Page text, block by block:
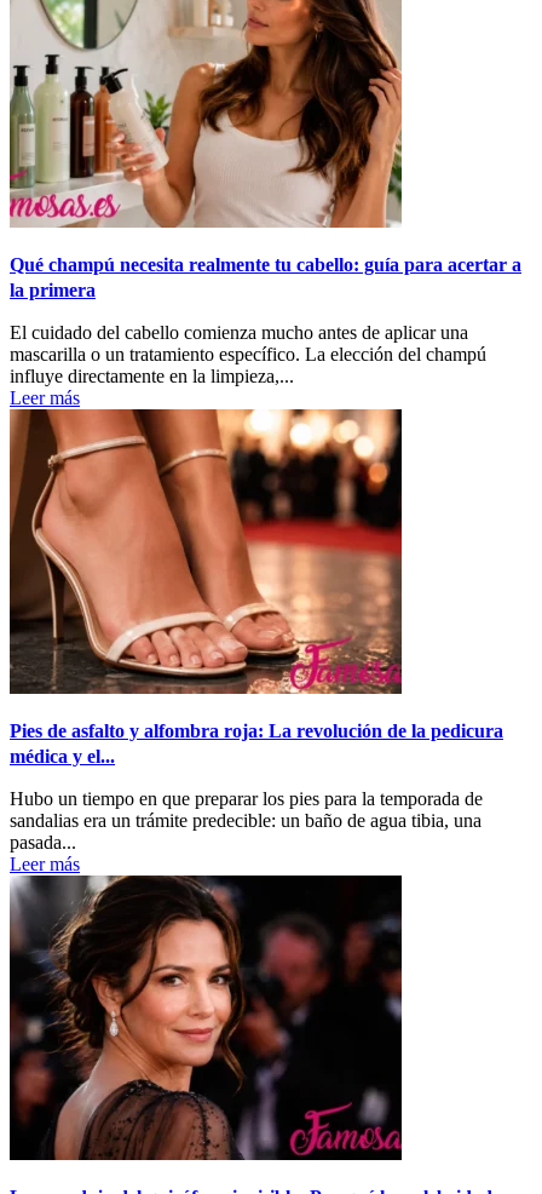
Qué champú necesita realmente tu cabello: guía para acertar a
la primera
El cuidado del cabello comienza mucho antes de aplicar una
mascarilla o un tratamiento específico. La elección del champú
influye directamente en la limpieza,...
Leer más
Pies de asfalto y alfombra roja: La revolución de la pedicura
médica y el...
Hubo un tiempo en que preparar los pies para la temporada de
sandalias era un trámite predecible: un baño de agua tibia, una
pasada...
Leer más